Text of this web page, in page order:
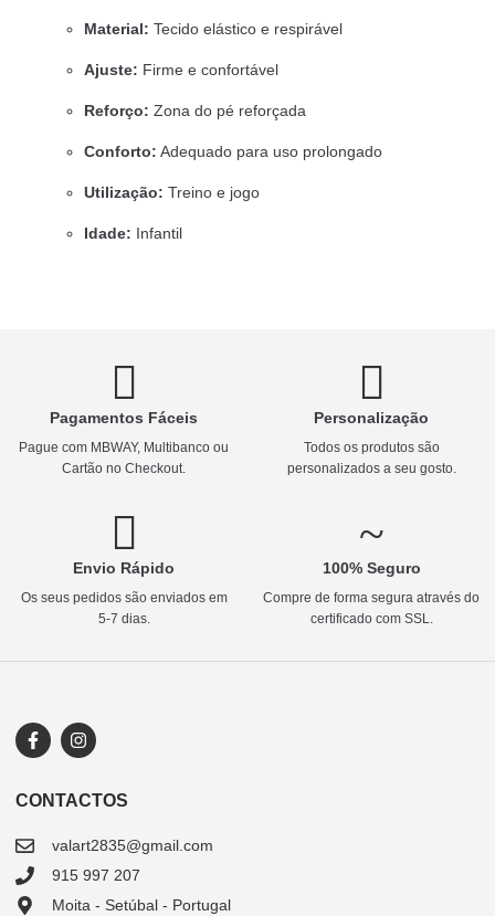
Material: Tecido elástico e respirável
Ajuste: Firme e confortável
Reforço: Zona do pé reforçada
Conforto: Adequado para uso prolongado
Utilização: Treino e jogo
Idade: Infantil
Pagamentos Fáceis
Pague com MBWAY, Multibanco ou
Cartão no Checkout.
Personalização
Todos os produtos são
personalizados a seu gosto.
Envio Rápido
Os seus pedidos são enviados em
5-7 dias.
100% Seguro
Compre de forma segura através do
certificado com SSL.
CONTACTOS
valart2835@gmail.com
915 997 207
Moita - Setúbal - Portugal